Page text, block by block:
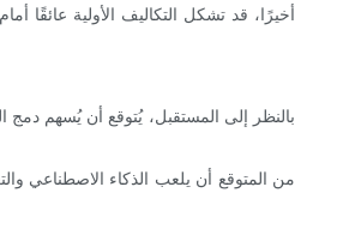
أخيرًا، قد تشكل التكاليف الأولية عائقًا
بالنظر إلى المستقبل، يُتوقع أن يُسهم دمج
من المتوقع أن يلعب الذكاء الاصطناعي